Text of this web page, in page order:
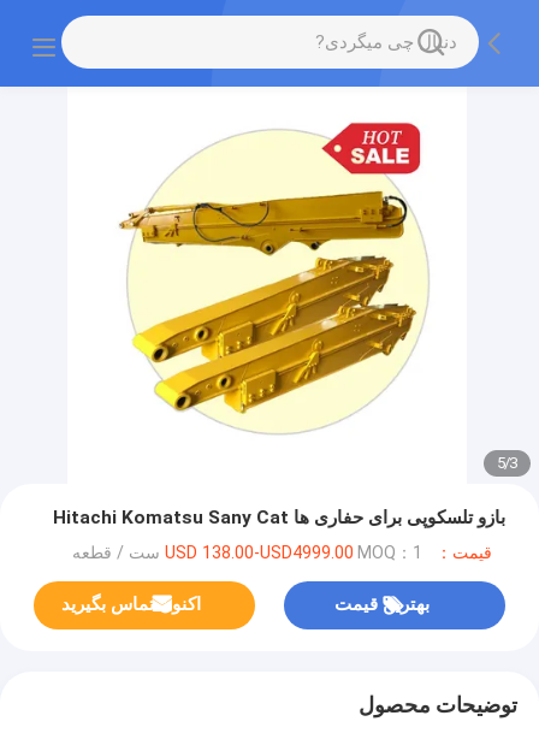
3
/
5
بازو تلسکوپی برای حفاری ها Hitachi Komatsu Sany Cat
قیمت：USD 138.00-USD4999.00 MOQ：1 ست / قطعه
بهترین قیمت اکنون تماس بگیرید
توضیحات محصول